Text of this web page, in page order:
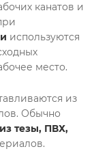
канатов и
используются
место.
из
Обычно
тезы, ПВХ,